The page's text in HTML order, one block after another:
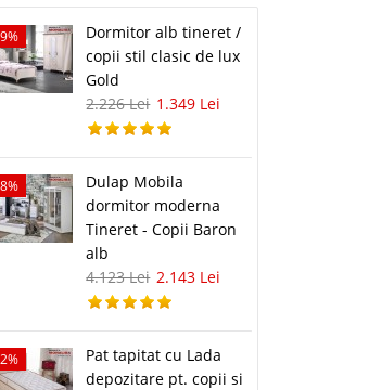
Dormitor alb tineret /
copii stil clasic de lux
Gold
2.226 Lei 1.349 Lei
Dulap Mobila
dormitor moderna
Tineret - Copii Baron
alb
4.123 Lei 2.143 Lei
Pat tapitat cu Lada
depozitare pt. copii si